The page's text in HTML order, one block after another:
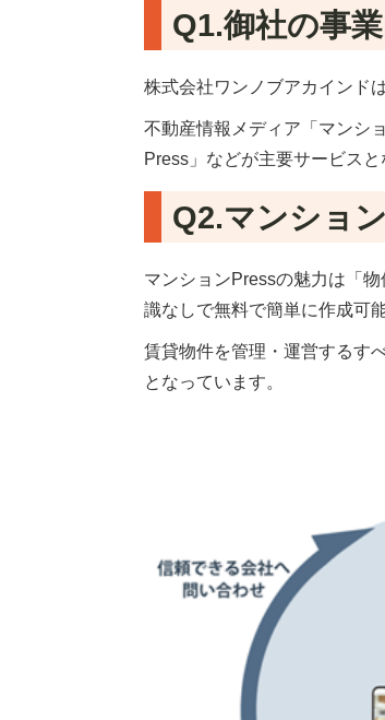
Q1.御社の事
株式会社ワンノブアカインド
不動産情報メディア「マンシ
Press」などが主要サービスと
Q2.マンショ
マンションPressの魅力は「
識なしで無料で簡単に作成可
賃貸物件を管理・運営するす
となっています。